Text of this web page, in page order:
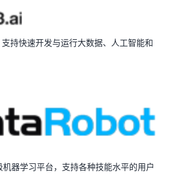
支持快速开发与运行大数据、人工智能和
器学习平台，支持各种技能水平的用户